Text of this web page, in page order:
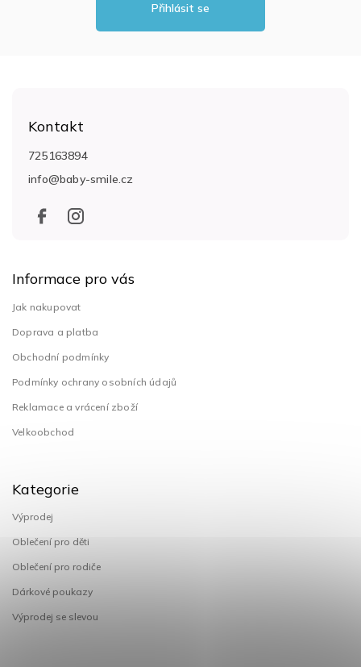
Přihlásit se
Kontakt
info@baby-smile.cz
725163894
Informace pro vás
Jak nakupovat
Doprava a platba
Obchodní podmínky
Podmínky ochrany osobních údajů
Reklamace a vrácení zboží
Velkoobchod
Kategorie
Výprodej
Oblečení pro děti
Oblečení pro rodiče
Dárkové poukazy
Výprodej se slevou